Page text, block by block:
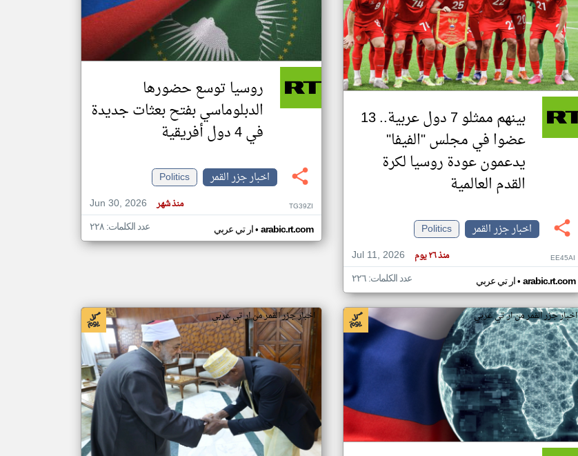
تغيير الدولة
اخبار جزر القمر على مدار الساعة
أهم اخبار جزر القمر العاجلة والمباشرة
بينهم ممثلو 7 دول عربية.. 13
عضوا في مجلس "الفيفا"
يدعمون عودة روسيا لكرة
القدم العالمية
اخبار جزر القمر
Politics
Jul 11, 2026
منذ ٢٦ يوم EE45AI
ار تي عربي• arabic.rt.com عدد الكلمات: ٢٢٦
روسيا توسع حضورها
الدبلوماسي بفتح بعثات جديدة
في 4 دول أفريقية
اخبار جزر القمر
Politics
Jun 30, 2026
منذ شهر TG39ZI
ار تي عربي• arabic.rt.com عدد الكلمات: ٢٢٨
اخبار جزر القمر من ار تي عربي اخبار جزر القمر من ار تي عربي
klyoum.com